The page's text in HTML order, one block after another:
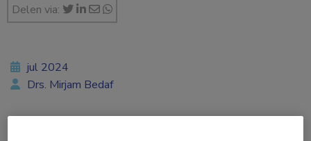
Delen via:
jul 2024
Drs. Mirjam Bedaf